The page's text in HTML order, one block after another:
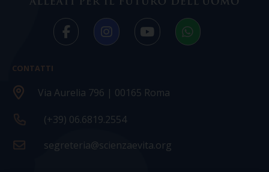
CONTATTI
Via Aurelia 796 | 00165 Roma
(+39) 06.6819.2554
segreteria@scienzaevita.org